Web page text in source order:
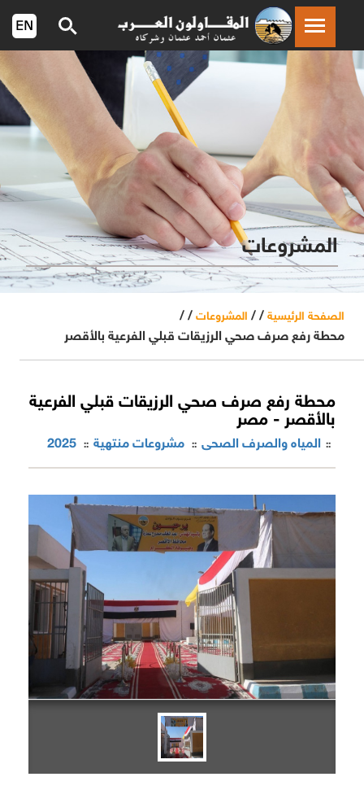
المشروعات
الصفحة الرئيسية / / المشروعات / /
محطة رفع صرف صحي الرزيقات قبلي الفرعية بالأقصر
محطة رفع صرف صحي الرزيقات قبلي الفرعية
بالأقصر - مصر
2025:: مشروعات منتهية:: المياه والصرف الصحى ::